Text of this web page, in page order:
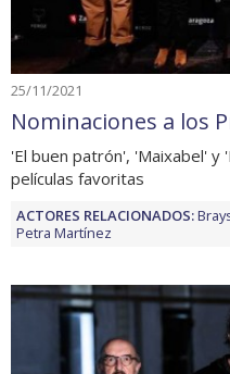
25/11/2021
Nominaciones a los
'El buen patrón', 'Maixabel'
películas favoritas
ACTORES RELACIONADOS:
Petra Martínez